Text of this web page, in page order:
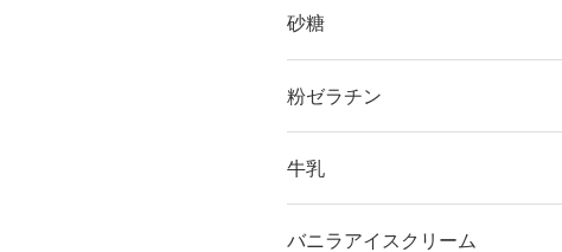
砂糖
粉ゼラチン
牛乳
バニラアイスクリーム